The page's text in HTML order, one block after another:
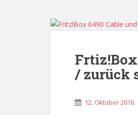
/ zurück
12. Oktober 2016